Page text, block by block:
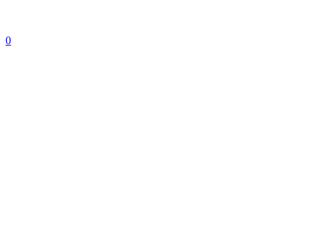
0